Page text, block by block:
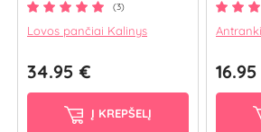
(3)
Lovos pančiai Kalinys
34.95 €
Į KREPŠELĮ